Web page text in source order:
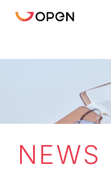
NEWS